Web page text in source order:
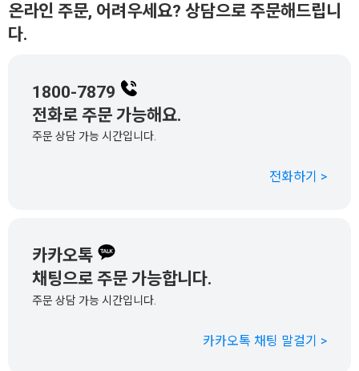
온라인 주문, 어려우세요? 상담으로 주문해드립니
다.
1800-7879
전화로 주문 가능해요.
주문 상담 가능 시간입니다.
전화하기 >
카카오톡
채팅으로 주문 가능합니다.
주문 상담 가능 시간입니다.
카카오톡 채팅 말걸기 >